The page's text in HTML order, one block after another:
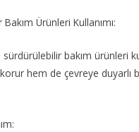
Ürünleri Kullanımı:
bakım ürünleri
korur hem de çevreye duyarlı